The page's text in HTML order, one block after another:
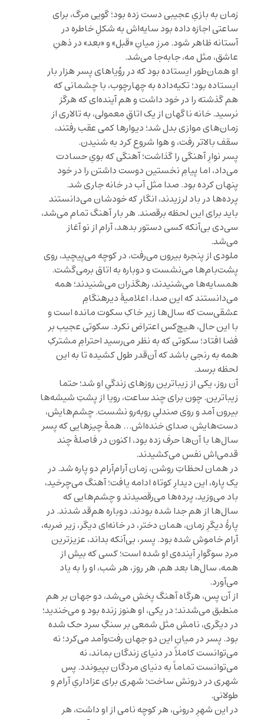
زمان به بازیِ عجیبی دست زده بود؛ گویی مرگ، برای
ساعتی اجازه داده بود سایه‌اش به شکلِ خاطره در
آستانه ظاهر شود. مرزِ میانِ «قبل» و «بعد» در ذهنِ
عاشق، مثل مه، جابه‌جا می‌شد.
او همان‌طور ایستاده بود که در رؤیاهای پسر هزار بار
ایستاده بود؛ تکیه‌داده به چهارچوب، با چشمانی که
هم گذشته را در خود داشت و هم آینده‌ای که هرگز
نرسید. خانه ناگهان از یک اتاقِ معمولی، به تالاری از
زمان‌های موازی بدل شد؛ دیوارها کمی عقب رفتند،
سقف بالاتر رفت، و هوا شروع کرد به شنیدن.
پسر نوارِ آهنگی را گذاشت؛ آهنگی که بویِ حسادت
می‌داد، اما پیامِ نخستین دوست داشتن را در خود
پنهان کرده بود. صدا مثل آب در خانه جاری شد.
پرده‌ها در باد لرزیدند، انگار که خودشان می‌دانستند
باید برای این لحظه برقصند. هر بار آهنگ تمام می‌شد،
سی‌دی بی‌آنکه کسی دستور بدهد، آرام از نو آغاز
می‌شد.
ملودی از پنجره بیرون می‌رفت، در کوچه می‌پیچید، روی
پشت‌بام‌ها می‌نشست و دوباره به اتاق برمی‌گشت.
همسایه‌ها می‌شنیدند، رهگذران می‌شنیدند؛ همه
می‌دانستند که این صدا، اعلامیهٔ دیرهنگامِ
عشقی‌ست که سال‌ها زیر خاکِ سکوت مانده است و
با این حال، هیچ‌کس اعتراض نکرد. سکوتی عجیب بر
فضا افتاد؛ سکوتی که به نظر می‌رسید احترامِ مشترکِ
همه به رنجی باشد که آن‌قدر طول کشیده تا به این
لحظه برسد.
آن روز، یکی از زیباترین روزهای زندگیِ او شد؛ حتما
زیباترین. چون برای چند ساعت، رویا از پشتِ شیشه‌ها
بیرون آمد و روی صندلیِ روبه‌رو نشست. چشم‌هایش،
دست‌هایش، صدای خنده‌اش… همهٔ چیزهایی که پسر
سال‌ها با آن‌ها حرف زده بود، اکنون در فاصلهٔ چند
قدمی‌اش نفس می‌کشیدند.
در همان لحظاتِ روشن، زمان آرام‌آرام دو پاره شد. در
یک پاره، این دیدارِ کوتاه ادامه یافت؛ آهنگ می‌چرخید،
باد می‌وزید، پرده‌ها می‌رقصیدند و چشم‌هایی که
سال‌ها از هم جدا شده بودند، دوباره هم‌قد شدند. در
پارهٔ دیگرِ زمان، همان دختر، در خانه‌ای دیگر، زیر ضربه،
آرام خاموش شده بود. پسر، بی‌آنکه بداند، عزیزترین
مردِ سوگوارِ آینده‌ی او شده است؛ کسی که بیش از
همه، سال‌ها بعد هم، هر روز، هر شب، او را به یاد
می‌آورد.
از آن پس، هرگاه آهنگ پخش می‌شد، دو جهان بر هم
منطبق می‌شدند؛ در یکی، او هنوز زنده بود و می‌خندید؛
در دیگری، نامش مثل شمعی بر سنگِ سرد حک شده
بود. پسر در میانِ این دو جهان رفت‌وآمد می‌کرد؛ نه
می‌توانست کاملاً در دنیای زندگان بماند، نه
می‌توانست تماماً به دنیای مردگان بپیوندد. پس
شهری در درونش ساخت؛ شهری برای عزاداریِ آرام و
طولانی.
در این شهرِ درونی، هر کوچه نامی از او داشت، هر